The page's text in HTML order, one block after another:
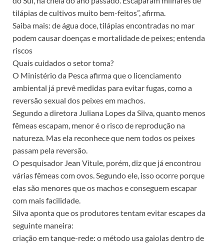
tilápias de cultivos muito bem-feitos”, afirma.
Saiba mais: de água doce, tilápias encontradas no mar
podem causar doenças e mortalidade de peixes; entenda
riscos
Quais cuidados o setor toma?
O Ministério da Pesca afirma que o licenciamento
ambiental já prevê medidas para evitar fugas, como a
reversão sexual dos peixes em machos.
Segundo a diretora Juliana Lopes da Silva, quanto menos
fêmeas escapam, menor é o risco de reprodução na
natureza. Mas ela reconhece que nem todos os peixes
passam pela reversão.
O pesquisador Jean Vitule, porém, diz que já encontrou
várias fêmeas com ovos. Segundo ele, isso ocorre porque
elas são menores que os machos e conseguem escapar
com mais facilidade.
Silva aponta que os produtores tentam evitar escapes da
seguinte maneira:
criação em tanque-rede: o método usa gaiolas dentro de